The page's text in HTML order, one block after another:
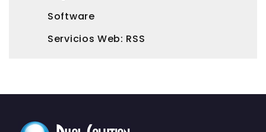
Software
Servicios Web: RSS